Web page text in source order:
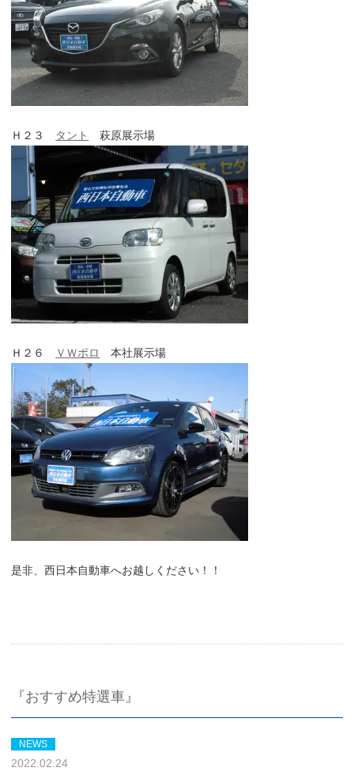
Ｈ２３ タント 萩原展示場
Ｈ２６ ＶＷポロ 本社展示場
是非、西日本自動車へお越しください！！
『おすすめ特選車』
NEWS
2022.02.24